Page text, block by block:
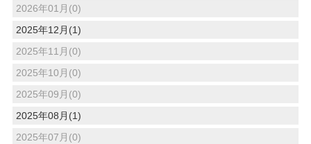
2026年01月(0)
2025年12月(1)
2025年11月(0)
2025年10月(0)
2025年09月(0)
2025年08月(1)
2025年07月(0)